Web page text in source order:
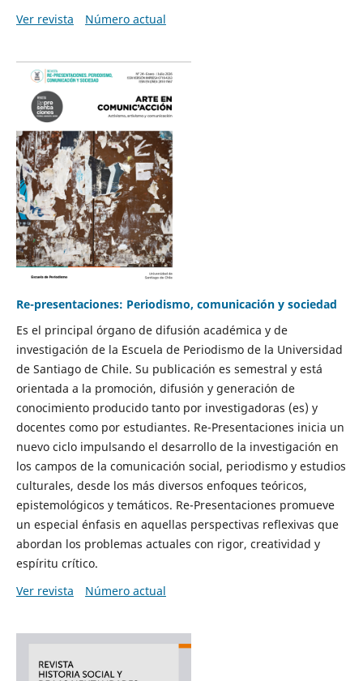
Ver revista
Número actual
Re-presentaciones: Periodismo, comunicación y sociedad
Es el principal órgano de difusión académica y de
investigación de la Escuela de Periodismo de la Universidad
de Santiago de Chile. Su publicación es semestral y está
orientada a la promoción, difusión y generación de
conocimiento producido tanto por investigadoras (es) y
docentes como por estudiantes. Re-Presentaciones inicia un
nuevo ciclo impulsando el desarrollo de la investigación en
los campos de la comunicación social, periodismo y estudios
culturales, desde los más diversos enfoques teóricos,
epistemológicos y temáticos. Re-Presentaciones promueve
un especial énfasis en aquellas perspectivas reflexivas que
abordan los problemas actuales con rigor, creatividad y
espíritu crítico.
Ver revista
Número actual